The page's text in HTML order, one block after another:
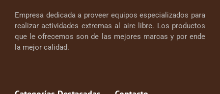
Empresa dedicada a proveer equipos especializados para
realizar actividades extremas al aire libre. Los productos
que le ofrecemos son de las mejores marcas y por ende
la mejor calidad.